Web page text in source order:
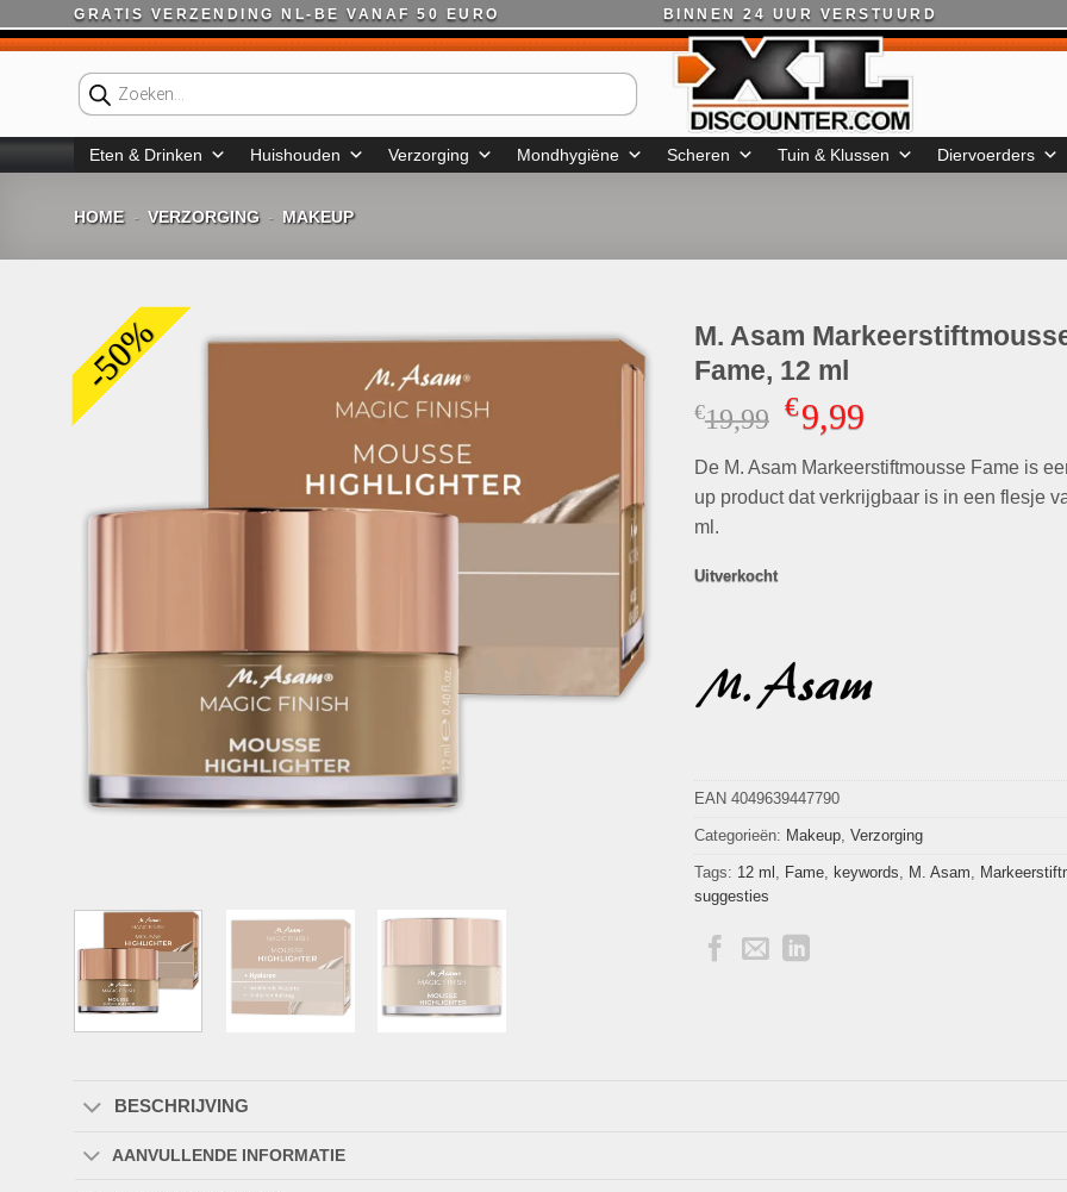
naar
GRATIS VERZENDING NL-BE VANAF 50 EURO BINNEN 24 UUR VERSTUURD
Producten
zoeken
Eten & Drinken Huishouden Verzorging Mondhygiëne Scheren Tuin & Klussen Diervoerders
HOME - VERZORGING - MAKEUP
-50%
M. Asam
Fame, 12 ml
€19,99 Oorspronkelijke
prijs
was:
€19,99.
€9,99Huidige
is:
€9,99.
De M. Asam Markeerstiftmousse Fame is
up product dat verkrijgbaar is in een flesje
ml.
Uitverkocht
EAN 4049639447790
Categorieën: Makeup, Verzorging
Tags: 12 ml Fame, keywords M. Asam
suggesties
BESCHRIJVING
AANVULLENDE INFORMATIE